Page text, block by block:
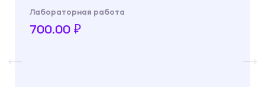
Лабораторная работа
700.00 ₽